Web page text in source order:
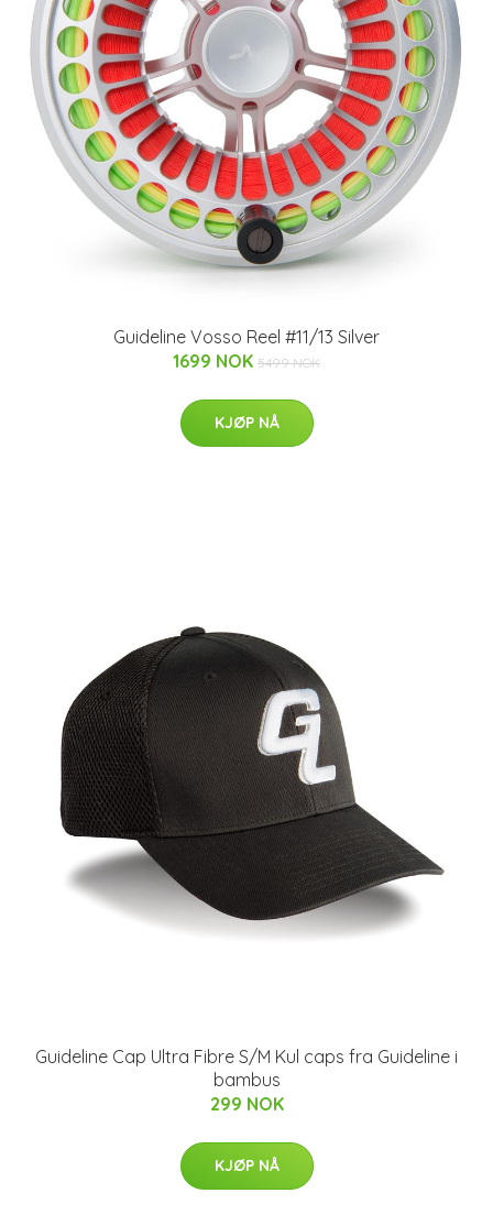
Guideline Vosso Reel #11/13 Silver
1699 NOK 5499 NOK
KJØP NÅ
Guideline Cap Ultra Fibre S/M Kul caps fra Guideline i
bambus
299 NOK
KJØP NÅ